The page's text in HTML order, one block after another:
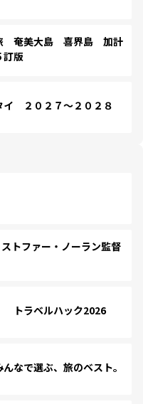
奄美大島 喜界島 加計
版
２０２７～２０２８
トファー・ノーラン監督
トラベルハック2026
なで選ぶ、旅のベスト。